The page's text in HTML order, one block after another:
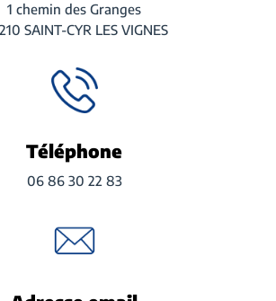
1 chemin des Granges
SAINT-CYR LES VIGNES
Téléphone
06 86 30 22 83